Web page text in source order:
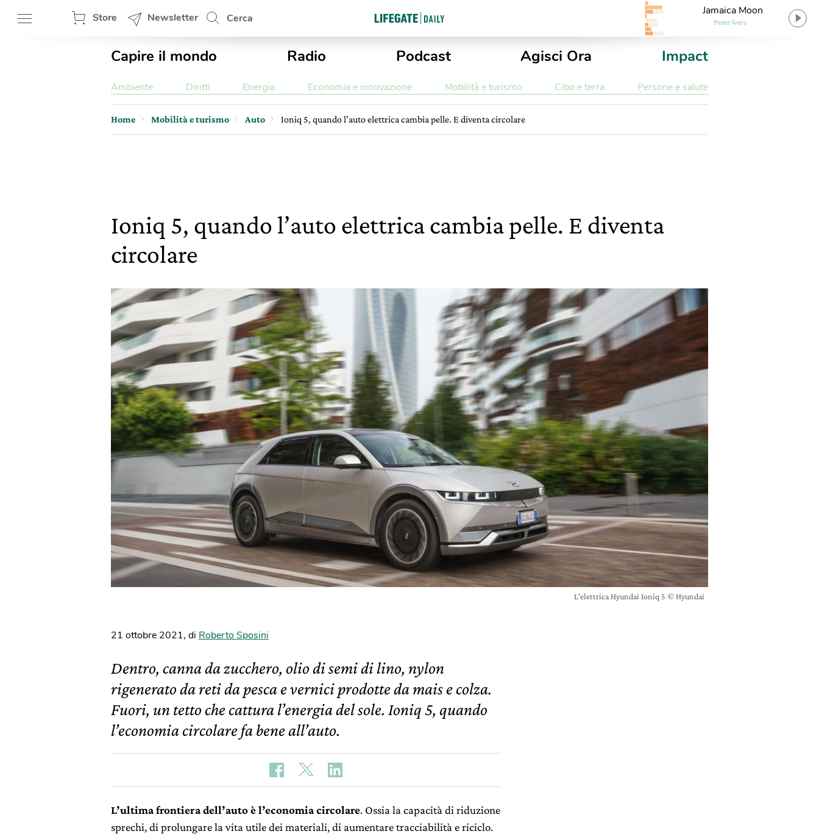
Store Newsletter Cerca
Jamaica Moon
Peter Ivers
Capire il mondo Radio Podcast Agisci Ora Impact
Ambiente Diritti Energia Economia e innovazione Mobilità e turismo Cibo e terra Persone e salute
Home Mobilità e turismo Auto Ioniq 5, quando l’auto elettrica cambia pelle. E diventa circolare
Ioniq 5, quando l’auto elettrica cambia pelle. E diventa
circolare
L'elettrica Hyundai Ioniq 5 © Hyundai
21 ottobre 2021, di Roberto Sposini
Dentro, canna da zucchero, olio di semi di lino, nylon
rigenerato da reti da pesca e vernici prodotte da mais e colza.
Fuori, un tetto che cattura l’energia del sole. Ioniq 5, quando
l’economia circolare fa bene all’auto.
L’ultima frontiera dell’auto è l’economia circolare. Ossia la capacità di riduzione
sprechi, di prolungare la vita utile dei materiali, di aumentare tracciabilità e riciclo.